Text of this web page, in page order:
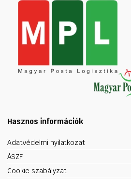
Hasznos információk
Adatvédelmi nyilatkozat
ÁSZF
Cookie szabályzat